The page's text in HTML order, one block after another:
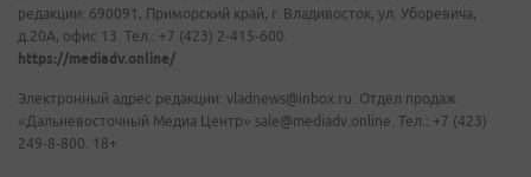
редакции: 690091, Приморский край, г. Владивосток, ул. Уборевича,
д.20А, офис 13. Тел.: +7 (423) 2-415-600.
https://mediadv.online/
Электронный адрес редакции: vladnews@inbox.ru. Отдел продаж
«Дальневосточный Медиа Центр» sale@mediadv.online. Тел.: +7 (423)
249-8-800. 18+